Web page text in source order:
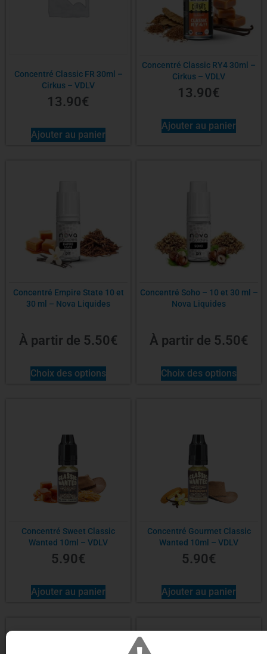
Concentré Classic FR 30ml –
Cirkus – VDLV
13.90€
Ajouter au panier
Concentré Classic RY4 30ml –
Cirkus – VDLV
13.90€
Ajouter au panier
Concentré Empire State 10 et
30 ml – Nova Liquides
À partir de 5.50€
Choix des options
Concentré Soho – 10 et 30 ml –
Nova Liquides
À partir de 5.50€
Choix des options
Concentré Sweet Classic
Wanted 10ml – VDLV
5.90€
Ajouter au panier
Concentré Gourmet Classic
Wanted 10ml – VDLV
5.90€
Ajouter au panier